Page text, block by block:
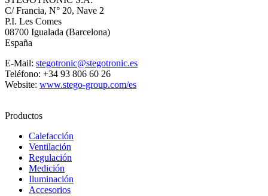
C/ Francia, N° 20, Nave 2
P.I. Les Comes
08700 Igualada (Barcelona)
España
E-Mail: stegotronic@stegotronic.es
Teléfono: +34 93 806 60 26
Website: www.stego-group.com/es
Productos
Calefacción
Ventilación
Regulación
Medición
Iluminación
Accesorios